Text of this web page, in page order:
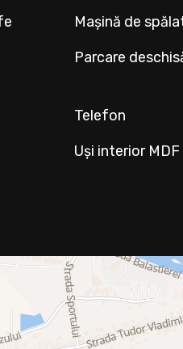
Mașină de
Parcare
Telefon
Uși interior MDF